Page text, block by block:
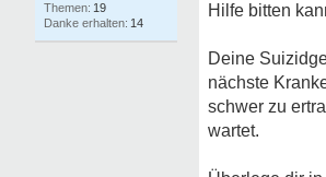
19
14
Hilfe bitten
Deine
nächste
schwer zu
wartet.